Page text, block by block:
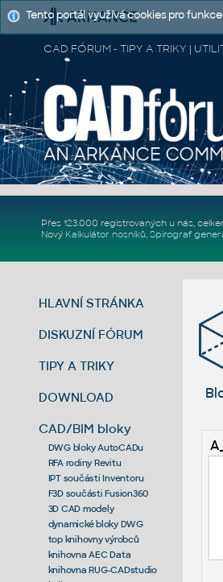
CAD FÓRUM - TIPY A TRIKY |
Přes 123.000 registrovaných u nás,
Nový Kalkulátor nosníků, Spirograf
HLAVNÍ STRÁNKA
DISKUZNÍ FÓRUM
TIPY A TRIKY
DOWNLOAD
CAD/BIM bloky
DWG bloky AutoCADu
RFA rodiny Revitu
IPT součásti Inventoru
F3D součásti Fusion360
3D CAD modely
dynamické bloky DWG
top knihovny výrobců
knihovna AEC Data
knihovna RUG-CADstudio
Tento portál využívá cookies pro